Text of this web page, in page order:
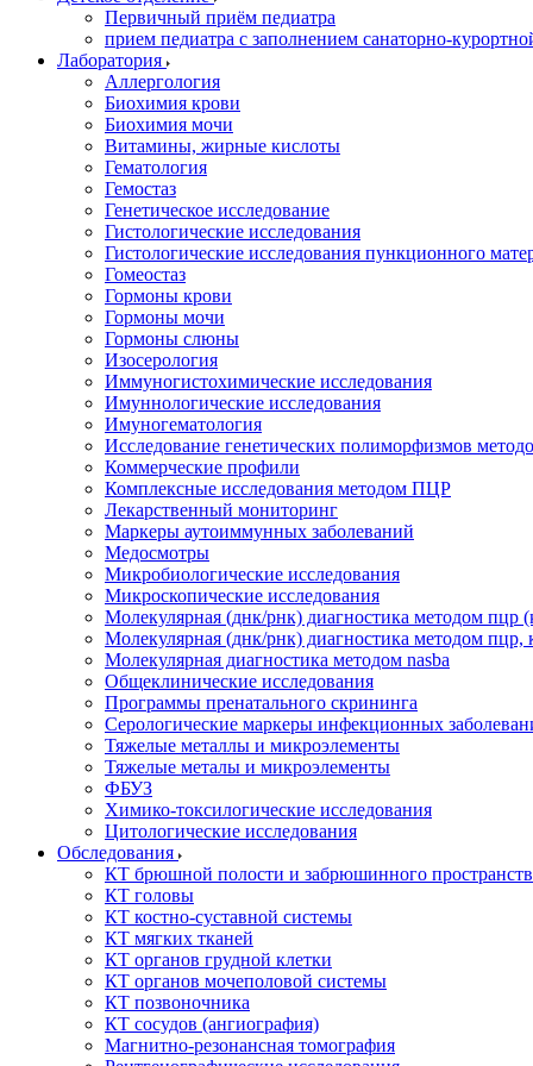
Первичный приём педиатра
прием педиатра с заполнением санаторно-
Лаборатория
Аллергология
Биохимия крови
Биохимия мочи
Витамины, жирные кислоты
Гематология
Гемостаз
Генетическое исследование
Гистологические исследования
Гистологические исследования пункционного
Гомеостаз
Гормоны крови
Гормоны мочи
Гормоны слюны
Изосерология
Иммуногистохимические исследования
Имуннологические исследования
Имуногематология
Исследование генетических полиморфизмов
Коммерческие профили
Комплексные исследования методом ПЦР
Лекарственный мониторинг
Маркеры аутоиммунных заболеваний
Медосмотры
Микробиологические исследования
Микроскопические исследования
Молекулярная (днк/рнк) диагностика методом пцр
Молекулярная (днк/рнк) диагностика методом пцр,
Молекулярная диагностика методом nasba
Общеклинические исследования
Программы пренатального скрининга
Серологические маркеры инфекционных
Тяжелые металлы и микроэлементы
Тяжелые металы и микроэлементы
ФБУЗ
Химико-токсилогические исследования
Цитологические исследования
Обследования
КТ брюшной полости и забрюшинного
КТ головы
КТ костно-суставной системы
КТ мягких тканей
КТ органов грудной клетки
КТ органов мочеполовой системы
КТ позвоночника
КТ сосудов (ангиография)
Магнитно-резонансная томография